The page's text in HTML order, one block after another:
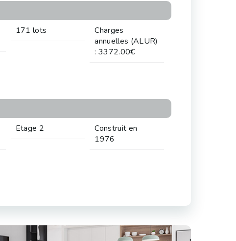
171 lots
Charges
annuelles (ALUR)
: 3372.00€
Etage 2
Construit en
1976